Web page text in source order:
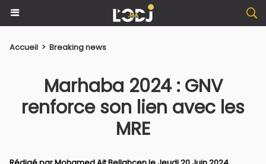
Accueil > Breaking news
Marhaba 2024 : GNV
renforce son lien avec les
MRE